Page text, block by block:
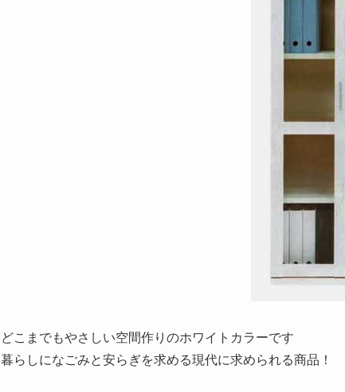
どこまでもやさしい空間作りのホワイトカラーです
暮らしになごみと安らぎを求める現代に求められる商品！